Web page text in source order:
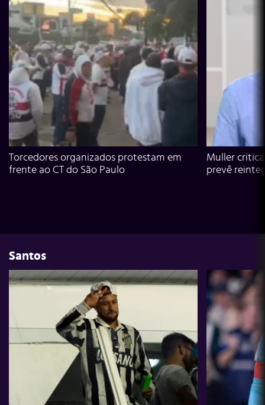
Torcedores organizados protestam em
frente ao CT do São Paulo
Muller
prevê
Santos